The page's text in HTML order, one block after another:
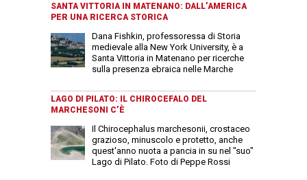
SANTA VITTORIA IN MATENANO: DALL’AMERICA
PER UNA RICERCA STORICA
Dana Fishkin, professoressa di Storia
medievale alla New York University, è a
Santa Vittoria in Matenano per ricerche
sulla presenza ebraica nelle Marche
LAGO DI PILATO: IL CHIROCEFALO DEL
MARCHESONI C’È
Il Chirocephalus marchesonii, crostaceo
grazioso, minuscolo e protetto, anche
quest'anno nuota a pancia in su nel "suo"
Lago di Pilato. Foto di Peppe Rossi